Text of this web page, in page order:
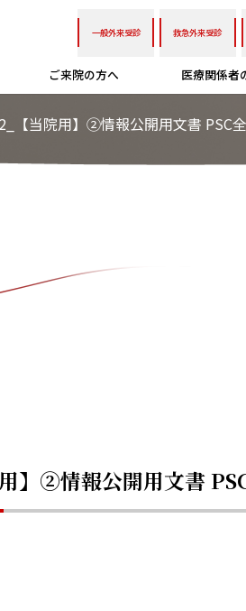
一般外来受診 救急外来受診
ご来院の方へ 医療関係者
【当院用】②情報公開用文書 PSC
】②情報公開用文書